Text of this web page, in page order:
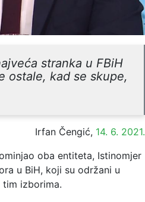
stranka u FBiH
ostale, kad se skupe,
Irfan Čengić, 14. 6. 2021.
oba entiteta, Istinomjer
u BiH, koji su održani u
tim izborima.